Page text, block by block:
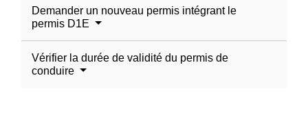
Demander un nouveau permis intégrant le
permis D1E
Vérifier la durée de validité du permis de
conduire